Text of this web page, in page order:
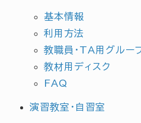
基本情報
利用方法
教職員・TA用グルー
教材用ディスク
FAQ
演習教室・自習室